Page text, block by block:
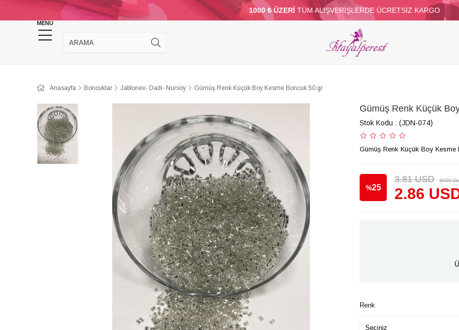
1000 ₺ ÜZERİ TÜM ALIŞVERİŞLERDE ÜCRETSİZ KARGO
MENU
KINA DÜĞÜN MALZEMELERİ TAKI MALZEMELERİ PARTİ VE SÜS MALZEMELERİ TÜY BONCUKLAR
TOPTAN DİĞER
Anasayfa Boncuklar Jablonex- Dadı- Nursoy Gümüş Renk Küçük Boy Kesme Boncuk 50 gr
Gümüş Renk Küçük
Stok Kodu (JDN-074)
Gümüş Renk Küçük Boy Kesme
%25
3.81 USD (KDV
2.86
Renk